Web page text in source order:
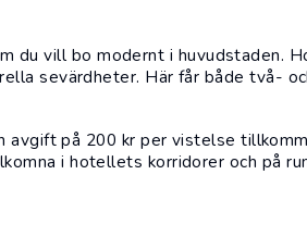
du vill bo modernt i huvudstaden.
sevärdheter. Här får både två-
avgift på 200 kr per vistelse
i hotellets korridorer och på